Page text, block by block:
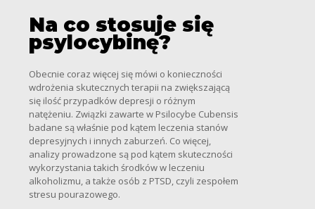
Na co stosuje się
psylocybinę?
Obecnie coraz więcej się mówi o konieczności
wdrożenia skutecznych terapii na zwiększającą
się ilość przypadków depresji o różnym
natężeniu. Związki zawarte w Psilocybe Cubensis
badane są właśnie pod kątem leczenia stanów
depresyjnych i innych zaburzeń. Co więcej,
analizy prowadzone są pod kątem skuteczności
wykorzystania takich środków w leczeniu
alkoholizmu, a także osób z PTSD, czyli zespołem
stresu pourazowego.